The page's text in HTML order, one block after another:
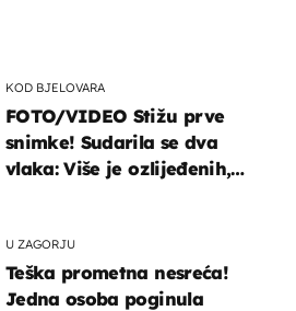
KOD BJELOVARA
FOTO/VIDEO Stižu prve
snimke! Sudarila se dva
vlaka: Više je ozlijeđenih,
U ZAGORJU
Teška prometna nesreća!
Jedna osoba poginula